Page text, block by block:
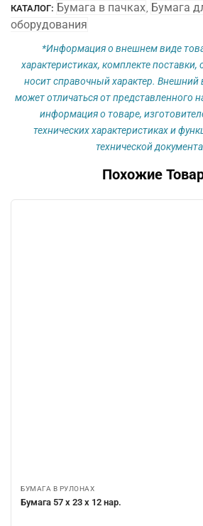
(с
меткой)
г.м2
КАТАЛОГ: Бумага в пачках, Бумага
оборудования
*Информация о внешнем виде
характеристиках, комплекте поставки,
носит справочный характер. Внешний
может отличаться от представленного
информация о товаре,
технических характеристиках и
технической
Похожие
БУМАГА В РУЛОНАХ
Бумага 57 х 23 х 12 нар.